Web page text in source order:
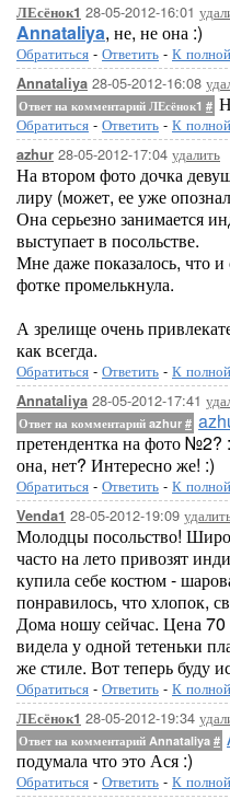
ЛЕсёнок1 28-05-2012-16:01
Annataliya, не, не она :)
Обратиться - Ответить - К
Annataliya 28-05-2012-16:08
Ответ на комментарий ЛЕсёнок1 #
Обратиться - Ответить - К
azhur 28-05-2012-17:04 удалить
На втором фото дочка
лиру (может, ее уже
Она серьезно занимается
выступает в посольстве.
Мне даже показалось, что
фотке промелькнула.
А зрелище очень
как всегда.
Обратиться - Ответить - К
Annataliya 28-05-2012-17:41
Ответ на комментарий azhur #
претендентка на фото
она, нет? Интересно же! :)
Обратиться - Ответить - К
Venda1 28-05-2012-19:09
Молодцы посольство!
часто на лето привозят
купила себе костюм -
понравилось, что хлопок,
Дома ношу сейчас. Цена 70
видела у одной тетеньки
же стиле. Вот теперь буду
Обратиться - Ответить - К
ЛЕсёнок1 28-05-2012-19:34
Ответ на комментарий Annataliya #
подумала что это Ася :)
Обратиться - Ответить - К